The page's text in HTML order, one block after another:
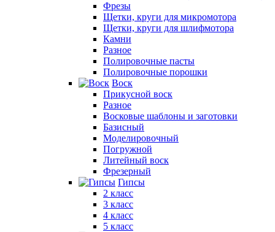
Фрезы
Щетки, круги для микромотора
Щетки, круги для шлифмотора
Камни
Разное
Полировочные пасты
Полировочные порошки
Воск
Прикусной воск
Разное
Восковые шаблоны и заготовки
Базисный
Моделировочный
Погружной
Литейный воск
Фрезерный
Гипсы
2 класс
3 класс
4 класс
5 класс